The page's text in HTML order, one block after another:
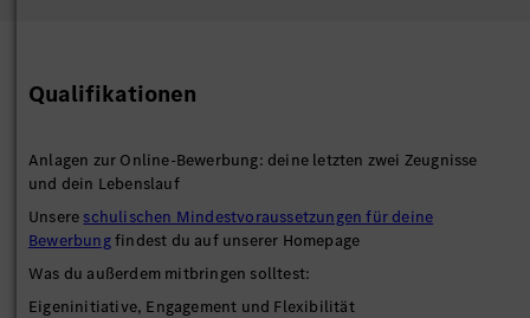
Qualifikationen
Anlagen zur Online-Bewerbung: deine letzten zwei Zeugnisse
und dein Lebenslauf
Unsere schulischen Mindestvoraussetzungen für deine
Bewerbungfindest du auf unserer Homepage
Was du außerdem mitbringen solltest:
Eigeninitiative, Engagement und Flexibilität